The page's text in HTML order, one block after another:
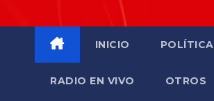
INICIO POLÍTICA
RADIO EN VIVO OTROS